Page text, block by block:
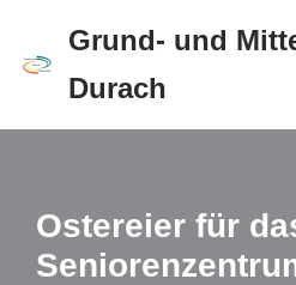
Zum
springen
Grund- und
Durach
Ostereier für